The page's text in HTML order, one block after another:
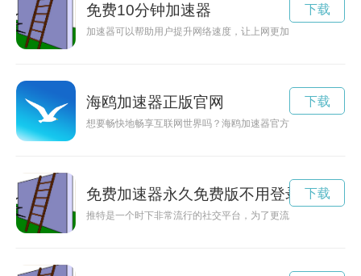
免费10分钟加速器
加速器可以帮助用户提升网络速度，让上网更加顺畅。30分钟
下载
海鸥加速器正版官网
想要畅快地畅享互联网世界吗？海鸥加速器官方正版下载最新
下载
免费加速器永久免费版不用登录
推特是一个时下非常流行的社交平台，为了更流畅地使用推特
下载